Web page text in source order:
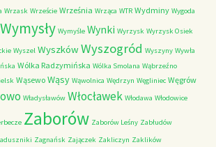
Wrzask Wrzeście Września Wrząca WTR Wydminy Wygoda
Wymysły Wymyśle Wynki Wyrzysk Wyrzysk Osiek
Wyszel WyszkówWyszogród Wyszyny Wywła
Wólka Radzymińska Wólka Smolana Wąbrzeźno
Wąsewo Wąsy Wąwolnica Wędrzyn Węgliniec Węgrów
Władysławów Włocławek Włodawa Włodowice
Zaborów Zaborów Leśny Zabłudów
Zagnańsk Zajączek Zakliczyn Zaklików